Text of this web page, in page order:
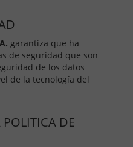
garantiza que ha
de seguridad que son
de los datos
de la tecnología del
DE